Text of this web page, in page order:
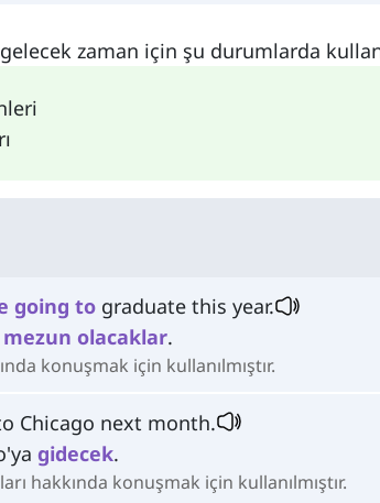
gelecek zaman için şu durumlarda
going to graduate this year.
mezun olacaklar.
konuşmak için kullanılmıştır.
Chicago next month.
gidecek.
hakkında konuşmak için kullanılmıştır.